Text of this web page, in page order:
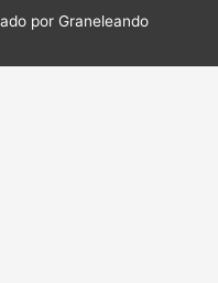
por Graneleando